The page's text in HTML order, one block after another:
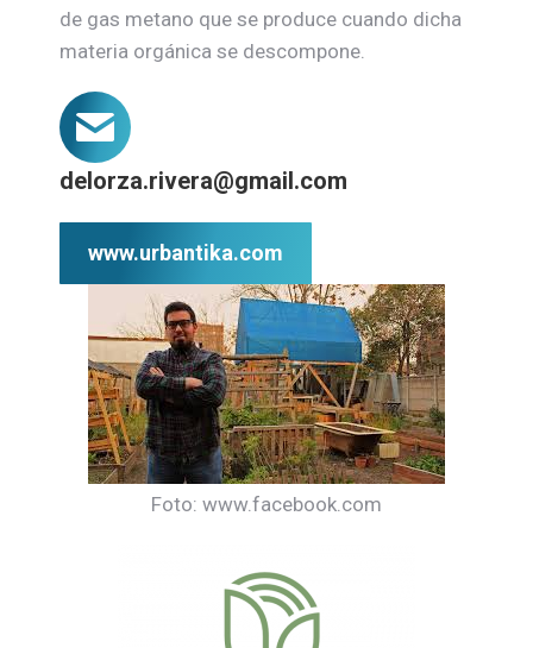
de gas metano que se produce cuando dicha
materia orgánica se descompone.
delorza.rivera@gmail.com
www.urbantika.com
Foto: www.facebook.com